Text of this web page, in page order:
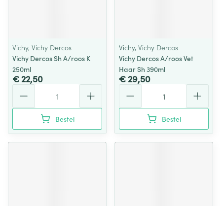
Vichy, Vichy Dercos
Vichy Dercos Sh A/roos K
250ml
€ 22,50
Bestel
Vichy, Vichy Dercos
Vichy Dercos A/roos Vet
Haar Sh 390ml
€ 29,50
Bestel